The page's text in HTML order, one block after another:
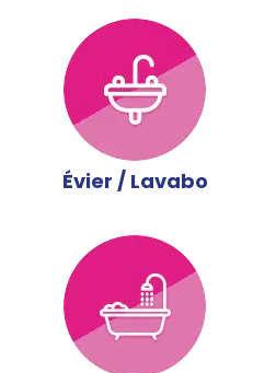
Évier / Lavabo